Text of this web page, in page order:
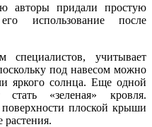
авторы придали простую
использование после
учитывает
под навесом можно
яркого солнца. Еще одной
«зеленая» кровля.
плоской крыши
растения.